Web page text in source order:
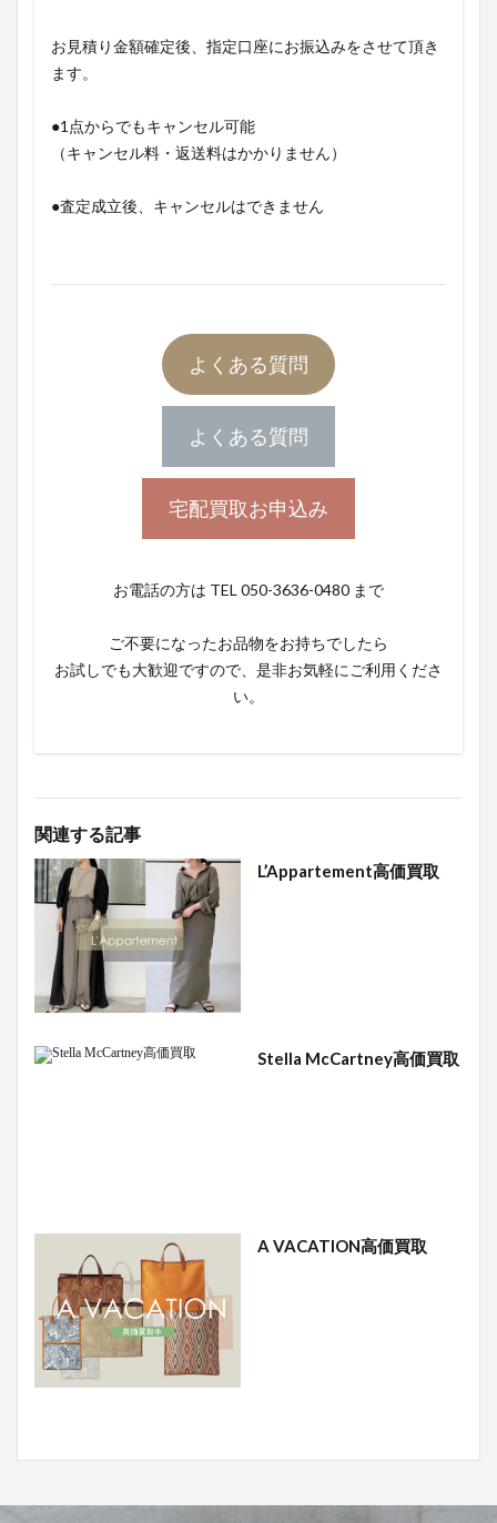
お見積り金額確定後、指定口座にお振込みをさせて頂き
ます。
●1点からでもキャンセル可能
（キャンセル料・返送料はかかりません）
●査定成立後、キャンセルはできません
よくある質問
よくある質問
宅配買取お申込み
お電話の方は TEL 050-3636-0480 まで
ご不要になったお品物をお持ちでしたら
お試しでも大歓迎ですので、是非お気軽にご利用くださ
い。
関連する記事
L’Appartement高価買取
Stella McCartney高価買取
A VACATION高価買取